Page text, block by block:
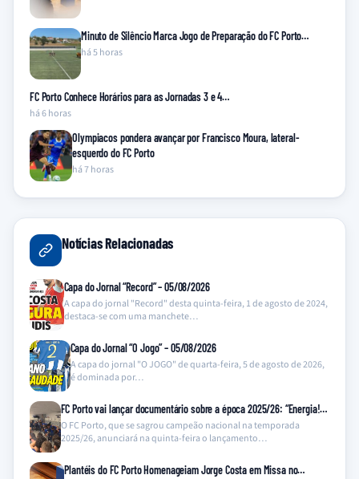
Minuto de Silêncio Marca Jogo de Preparação do FC Porto…
há 5 horas
FC Porto Conhece Horários para as Jornadas 3 e 4…
há 6 horas
Olympiacos pondera avançar por Francisco Moura, lateral-
esquerdo do FC Porto
há 7 horas
Notícias Relacionadas
Capa do Jornal “Record” – 05/08/2026
A capa do jornal "Record" desta quinta-feira, 1 de agosto de 2024,
destaca-se com uma manchete…
Capa do Jornal “O Jogo” – 05/08/2026
A capa do jornal "O JOGO" de quarta-feira, 5 de agosto de 2026,
é dominada por…
FC Porto vai lançar documentário sobre a época 2025/26: “Energia!…
O FC Porto, que se sagrou campeão nacional na temporada
2025/26, anunciará na quinta-feira o lançamento…
Plantéis do FC Porto Homenageiam Jorge Costa em Missa no…